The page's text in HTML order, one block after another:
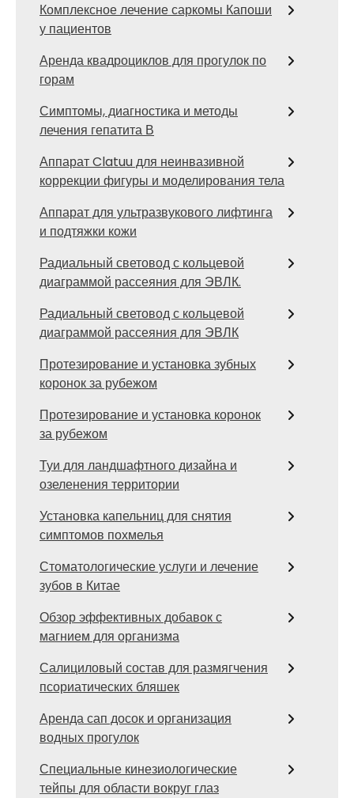
Комплексное лечение саркомы Капоши
у пациентов
Аренда квадроциклов для прогулок по
горам
Симптомы, диагностика и методы
лечения гепатита В
Аппарат Clatuu для неинвазивной
коррекции фигуры и моделирования тела
Аппарат для ультразвукового лифтинга
и подтяжки кожи
Радиальный световод с кольцевой
диаграммой рассеяния для ЭВЛК.
Радиальный световод с кольцевой
диаграммой рассеяния для ЭВЛК
Протезирование и установка зубных
коронок за рубежом
Протезирование и установка коронок
за рубежом
Туи для ландшафтного дизайна и
озеленения территории
Установка капельниц для снятия
симптомов похмелья
Стоматологические услуги и лечение
зубов в Китае
Обзор эффективных добавок с
магнием для организма
Салициловый состав для размягчения
псориатических бляшек
Аренда сап досок и организация
водных прогулок
Специальные кинезиологические
тейпы для области вокруг глаз